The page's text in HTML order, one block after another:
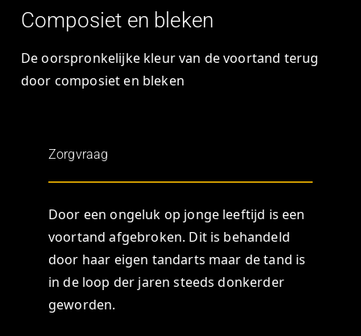
Composiet en bleken
De oorspronkelijke kleur van de voortand terug
door composiet en bleken
Zorgvraag
Door een ongeluk op jonge leeftijd is een
voortand afgebroken. Dit is behandeld
door haar eigen tandarts maar de tand is
in de loop der jaren steeds donkerder
geworden.